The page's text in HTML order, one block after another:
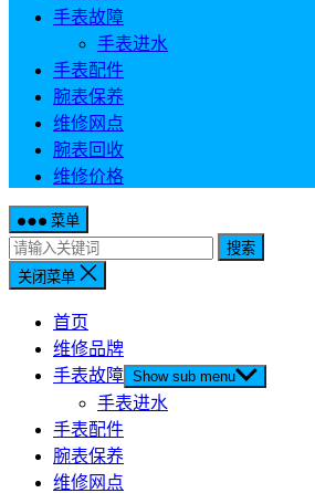
手表故障
手表进水
手表配件
腕表保养
维修网点
腕表回收
维修价格
菜单
搜索
关闭菜单
首页
维修品牌
手表故障 Show sub menu
手表进水
手表配件
腕表保养
维修网点